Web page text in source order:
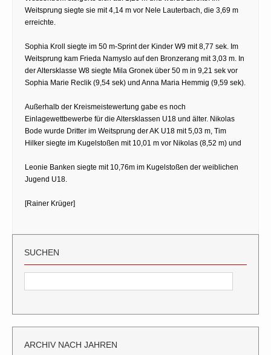
Weitsprung siegte sie mit 4,14 m vor Nele Lauterbach, die 3,69 m
erreichte.
Sophia Kroll siegte im 50 m-Sprint der Kinder W9 mit 8,77 sek. Im
Weitsprung kam Frieda Namyslo auf den Bronzerang mit 3,03 m. In
der Altersklasse W8 siegte Mila Gronek über 50 m in 9,21 sek vor
Sophia Marie Reclik (9,54 sek) und Anna Maria Hemmig (9,59 sek).
Außerhalb der Kreismeistewertung gabe es noch
Einlagewettbewerbe für die Altersklassen U18 und älter. Nikolas
Bode wurde Dritter im Weitsprung der AK U18 mit 5,03 m, Tim
Hilker siegte im Kugelstoßen mit 10,01 m vor Nikolas (8,52 m) und
Leonie Banken siegte mit 10,76m im Kugelstoßen der weiblichen
Jugend U18.
[Rainer Krüger]
SUCHEN
ARCHIV NACH JAHREN